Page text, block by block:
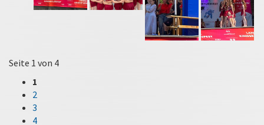
Seite 1 von 4
1
2
3
4